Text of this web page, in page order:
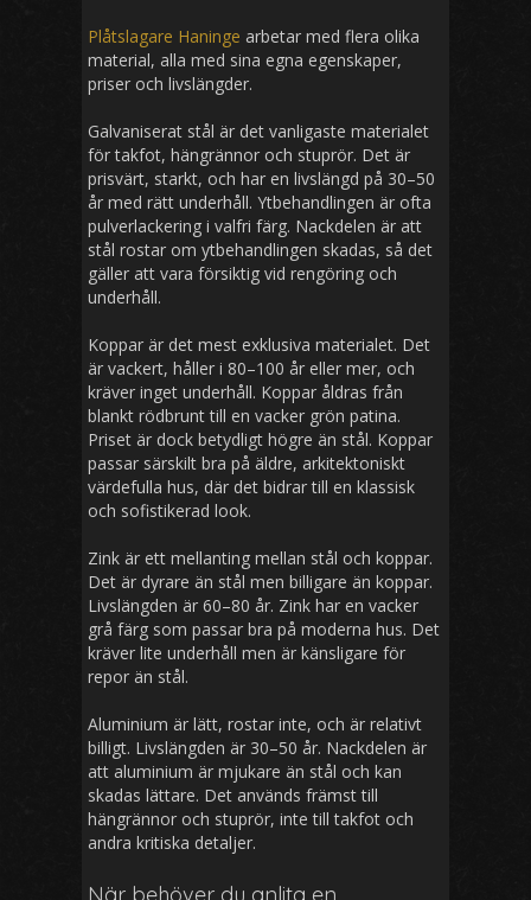
Plåtslagare Haninge arbetar med flera olika
material, alla med sina egna egenskaper,
priser och livslängder.
Galvaniserat stål är det vanligaste materialet
för takfot, hängrännor och stuprör. Det är
prisvärt, starkt, och har en livslängd på 30–50
år med rätt underhåll. Ytbehandlingen är ofta
pulverlackering i valfri färg. Nackdelen är att
stål rostar om ytbehandlingen skadas, så det
gäller att vara försiktig vid rengöring och
underhåll.
Koppar är det mest exklusiva materialet. Det
är vackert, håller i 80–100 år eller mer, och
kräver inget underhåll. Koppar åldras från
blankt rödbrunt till en vacker grön patina.
Priset är dock betydligt högre än stål. Koppar
passar särskilt bra på äldre, arkitektoniskt
värdefulla hus, där det bidrar till en klassisk
och sofistikerad look.
Zink är ett mellanting mellan stål och koppar.
Det är dyrare än stål men billigare än koppar.
Livslängden är 60–80 år. Zink har en vacker
grå färg som passar bra på moderna hus. Det
kräver lite underhåll men är känsligare för
repor än stål.
Aluminium är lätt, rostar inte, och är relativt
billigt. Livslängden är 30–50 år. Nackdelen är
att aluminium är mjukare än stål och kan
skadas lättare. Det används främst till
hängrännor och stuprör, inte till takfot och
andra kritiska detaljer.